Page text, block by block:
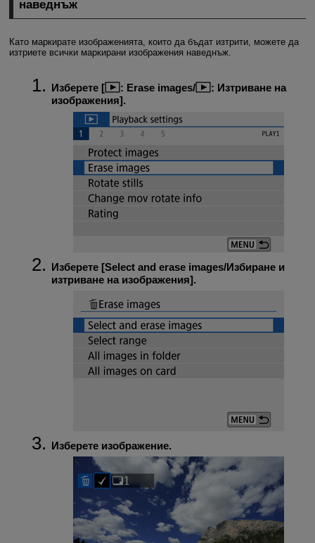
наведнъж
Като маркирате изображенията, които да бъдат изтрити, можете да
изтриете всички маркирани изображения наведнъж.
Изберете [ : Erase images/ : Изтриване на
изображения].
Изберете [Select and erase images/Избиране и
изтриване на изображения].
Изберете изображение.